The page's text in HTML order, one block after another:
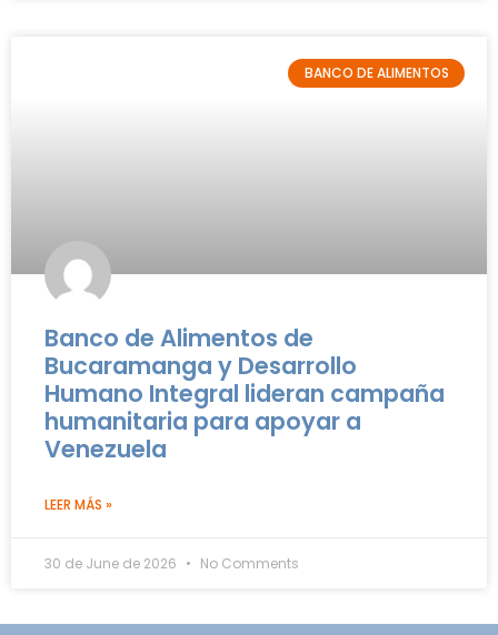
BANCO DE ALIMENTOS
Banco de Alimentos de
Bucaramanga y Desarrollo
Humano Integral lideran campaña
humanitaria para apoyar a
Venezuela
LEER MÁS »
30 de June de 2026 No Comments